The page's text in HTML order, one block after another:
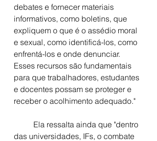
debates e fornecer materiais
informativos, como boletins, que
expliquem o que é o assédio moral
e sexual, como identificá-los, como
enfrentá-los e onde denunciar.
Esses recursos são fundamentais
para que trabalhadores, estudantes
e docentes possam se proteger e
receber o acolhimento adequado."
das universidades, IFs, o combate